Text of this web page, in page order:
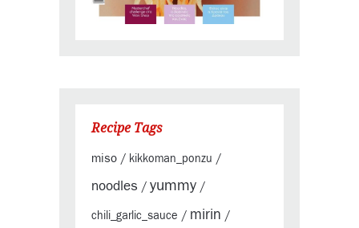
Recipe Tags
miso / kikkoman_ponzu /
noodles / yummy /
chili_garlic_sauce / mirin /